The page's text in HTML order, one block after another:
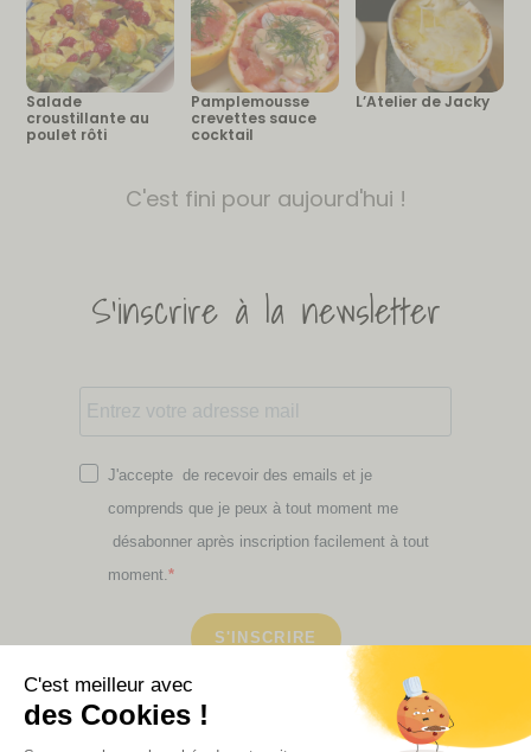
Salade
croustillante au
poulet rôti
Pamplemousse
crevettes sauce
cocktail
L’Atelier de Jacky
C'est fini pour aujourd'hui !
S'inscrire à la newsletter
J'accepte de recevoir des emails et je
comprends que je peux à tout moment me
désabonner après inscription facilement à tout
moment.
S'INSCRIRE
Retrouvez ici toutes les newsletters que vous avez
manquées